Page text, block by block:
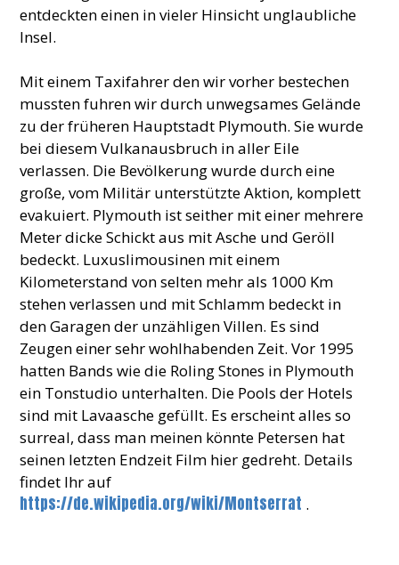
entdeckten einen in vieler Hinsicht unglaubliche
Insel.
Mit einem Taxifahrer den wir vorher bestechen
mussten fuhren wir durch unwegsames Gelände
zu der früheren Hauptstadt Plymouth. Sie wurde
bei diesem Vulkanausbruch in aller Eile
verlassen. Die Bevölkerung wurde durch eine
große, vom Militär unterstützte Aktion, komplett
evakuiert. Plymouth ist seither mit einer mehrere
Meter dicke Schickt aus mit Asche und Geröll
bedeckt. Luxuslimousinen mit einem
Kilometerstand von selten mehr als 1000 Km
stehen verlassen und mit Schlamm bedeckt in
den Garagen der unzähligen Villen. Es sind
Zeugen einer sehr wohlhabenden Zeit. Vor 1995
hatten Bands wie die Roling Stones in Plymouth
ein Tonstudio unterhalten. Die Pools der Hotels
sind mit Lavaasche gefüllt. Es erscheint alles so
surreal, dass man meinen könnte Petersen hat
seinen letzten Endzeit Film hier gedreht. Details
findet Ihr auf
https://de.wikipedia.org/wiki/Montserrat .